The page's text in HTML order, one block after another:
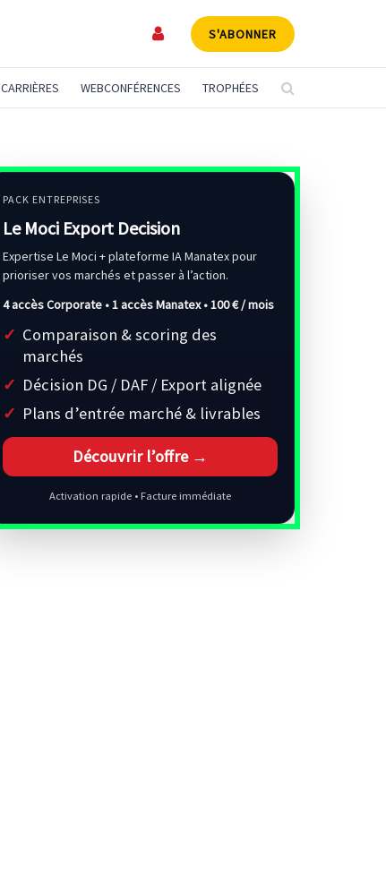
S'ABONNER
CARRIÈRES WEBCONFÉRENCES TROPHÉES
PACK ENTREPRISES
Le Moci Export Decision
Expertise Le Moci + plateforme IA Manatex pour
prioriser vos marchés et passer à l’action.
4 accès Corporate • 1 accès Manatex •100 € / mois
Comparaison & scoring des
marchés
Décision DG / DAF / Export alignée
Plans d’entrée marché & livrables
Découvrir l’offre →
Activation rapide • Facture immédiate